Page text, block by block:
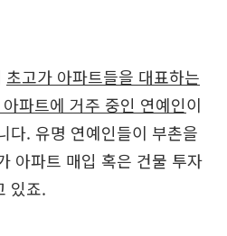
초고가 아파트들을 대표하는
파트에 거주 중인 연예인이
다. 유명 연예인들이 부촌을
아파트 매입 혹은 건물 투자
있죠.